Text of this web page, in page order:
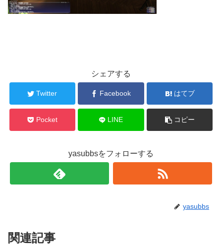
シェアする
Twitter Facebook はてブ
Pocket LINE コピー
yasubbsをフォローする
yasubbs
関連記事